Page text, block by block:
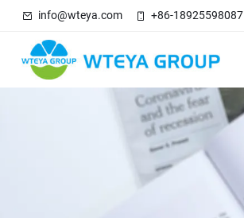
info@wteya.com +86-18925598087